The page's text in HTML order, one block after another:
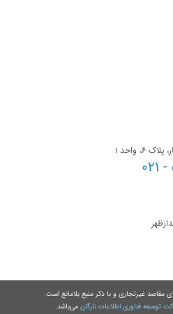
واحد 1
مقاصد غیرتجاری و با ذکر منبع بلامانع است.
توسعه فناوری اطلاعات نارگانمی‌باشد.